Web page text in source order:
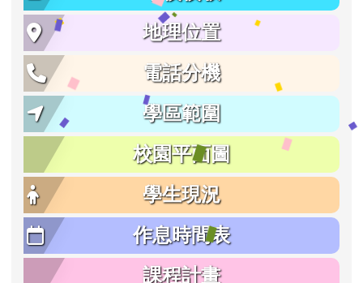
地理位置
電話分機
學區範圍
校園平面圖
學生現況
作息時間表
課程計畫